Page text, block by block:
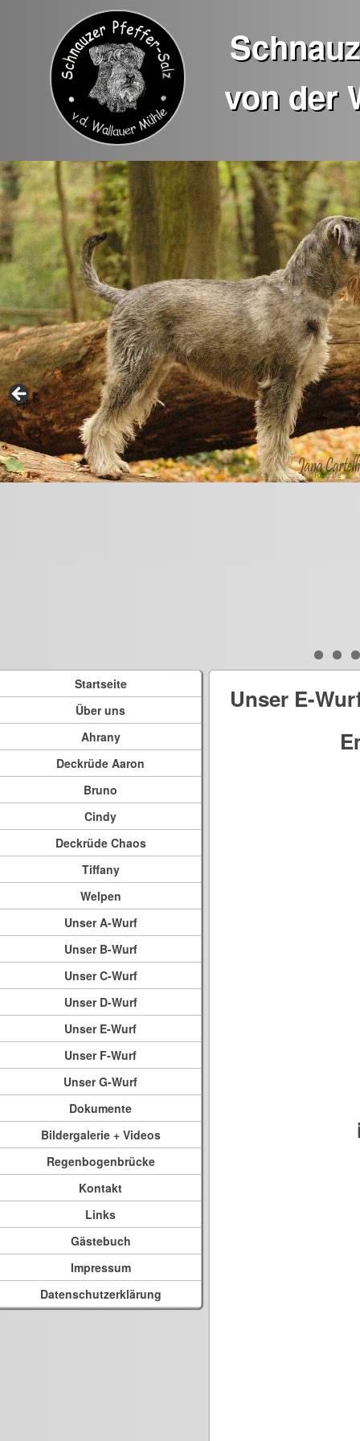
von der
Startseite
Über uns
Ahrany
Deckrüde Aaron
Bruno
Cindy
Deckrüde Chaos
Tiffany
Welpen
Unser A-Wurf
Unser B-Wurf
Unser C-Wurf
Unser D-Wurf
Unser E-Wurf
Unser F-Wurf
Unser G-Wurf
Dokumente
Bildergalerie + Videos
Regenbogenbrücke
Kontakt
Links
Gästebuch
Impressum
Datenschutzerklärung
Unser E-